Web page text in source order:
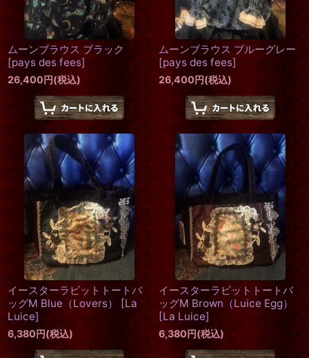
ムーンブラウス ブラック
[pays des fees]
26,400円(税込)
ムーンブラウス ブルーグレー
[pays des fees]
26,400円(税込)
イースターラビットトートバ
ッグM Blue（Lovers）
[La
Luice]
6,380円(税込)
イースターラビットトートバ
ッグM Brown（Luice Egg）
[La Luice]
6,380円(税込)